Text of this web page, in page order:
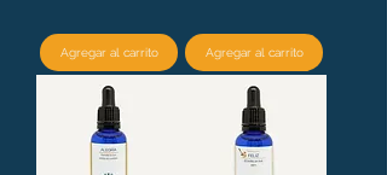
Agregar al carrito Agregar al carrito